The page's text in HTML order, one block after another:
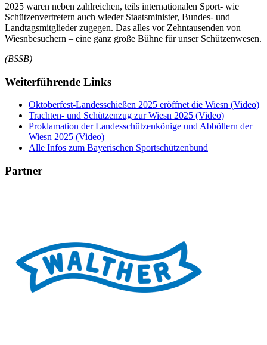
2025 waren neben zahlreichen, teils internationalen Sport- wie
Schützenvertretern auch wieder Staatsminister, Bundes- und
Landtagsmitglieder zugegen. Das alles vor Zehntausenden von
Wiesnbesuchern – eine ganz große Bühne für unser Schützenwesen.
(BSSB)
Weiterführende Links
Oktoberfest-Landesschießen 2025 eröffnet die Wiesn (Video)
Trachten- und Schützenzug zur Wiesn 2025 (Video)
Proklamation der Landesschützenkönige und Abböllern der
Wiesn 2025 (Video)
Alle Infos zum Bayerischen Sportschützenbund
Partner